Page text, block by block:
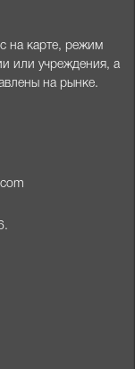
на карте, режим
или учреждения, а
на рынке.